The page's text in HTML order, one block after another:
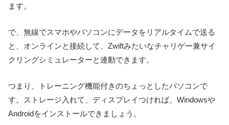
ます。
で、無線でスマホやパソコンにデータをリアルタイムで送る
と、オンラインと接続して、Zwiftみたいなチャリゲー兼サイ
クリングシミュレーターと連動できます。
つまり、トレーニング機能付きのちょっとしたパソコンで
す。ストレージ入れて、ディスプレイつければ、Windowsや
Androidをインストールできましょう。